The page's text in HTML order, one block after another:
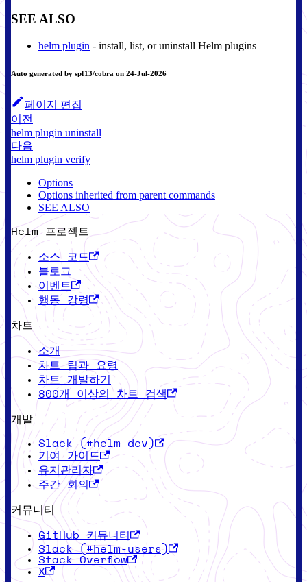
SEE ALSO
helm plugin - install, list, or uninstall Helm plugins
Auto generated by spf13/cobra on 24-Jul-2026
페이지 편집
이전
helm plugin uninstall
다음
helm plugin verify
Options
Options inherited from parent commands
SEE ALSO
Helm 프로젝트
소스 코드
블로그
이벤트
행동 강령
차트
소개
차트 팁과 요령
차트 개발하기
800개 이상의 차트 검색
개발
Slack (#helm-dev)
기여 가이드
유지관리자
주간 회의
커뮤니티
GitHub 커뮤니티
Slack (#helm-users)
Stack Overflow
X